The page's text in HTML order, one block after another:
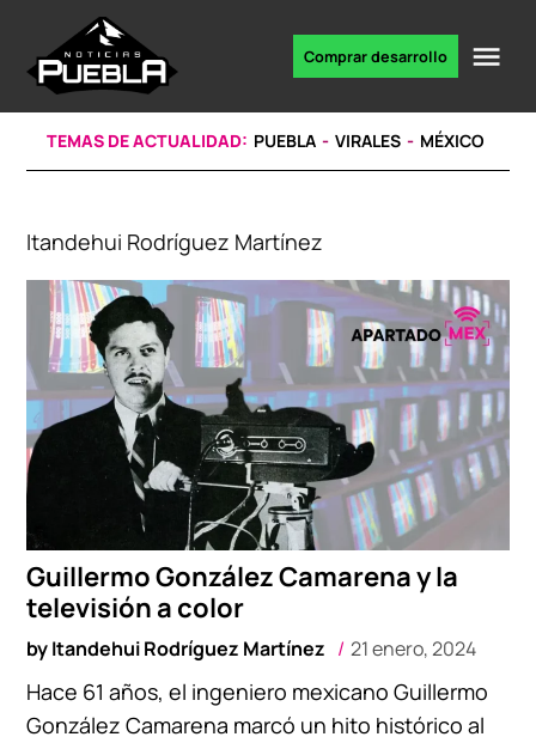
content
noticias
Comprar desarrollo
TEMAS DE ACTUALIDAD: PUEBLA VIRALES MÉXICO
Itandehui Rodríguez Martínez
Guillermo González Camarena y la
televisión a color
byItandehui Rodríguez Martínez 21 enero, 2024
Hace 61 años, el ingeniero mexicano Guillermo
González Camarena marcó un hito histórico al